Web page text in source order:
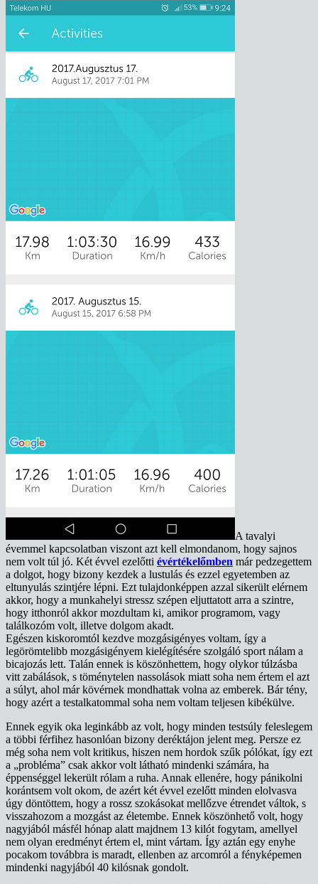
A tavalyi
évemmel kapcsolatban viszont azt kell elmondanom, hogy sajnos
nem volt túl jó. Két évvel ezelőtti évértékelőmben már pedzegettem
a dolgot, hogy bizony kezdek a lustulás és ezzel egyetemben az
eltunyulás szintjére lépni. Ezt tulajdonképpen azzal sikerült elérnem
akkor, hogy a munkahelyi stressz szépen eljuttatott arra a szintre,
hogy itthonról akkor mozdultam ki, amikor programom, vagy
találkozóm volt, illetve dolgom akadt.
Egészen kiskoromtól kezdve mozgásigényes voltam, így a
legörömtelibb mozgásigényem kielégítésére szolgáló sport nálam a
bicajozás lett. Talán ennek is köszönhettem, hogy olykor túlzásba
vitt zabálások, s töménytelen nassolások miatt soha nem értem el azt
a súlyt, ahol már kövérnek mondhattak volna az emberek. Bár tény,
hogy azért a testalkatommal soha nem voltam teljesen kibékülve.
Ennek egyik oka leginkább az volt, hogy minden testsúly feleslegem
a többi férfihez hasonlóan bizony deréktájon jelent meg. Persze ez
még soha nem volt kritikus, hiszen nem hordok szűk pólókat, így ezt
a „probléma” csak akkor volt látható mindenki számára, ha
éppenséggel lekerült rólam a ruha. Annak ellenére, hogy pánikolni
korántsem volt okom, de azért két évvel ezelőtt minden elolvasva
úgy döntöttem, hogy a rossz szokásokat mellőzve étrendet váltok, s
visszahozom a mozgást az életembe. Ennek köszönhető volt, hogy
nagyjából másfél hónap alatt majdnem 13 kilót fogytam, amellyel
nem olyan eredményt értem el, mint vártam. Így aztán egy enyhe
pocakom továbbra is maradt, ellenben az arcomról a fényképemen
mindenki nagyjából 40 kilósnak gondolt.